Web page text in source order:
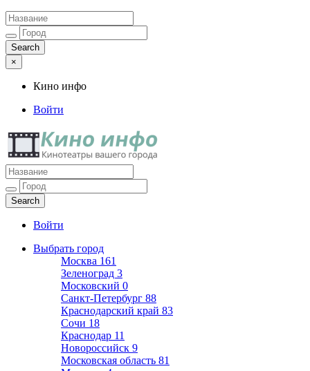
×
Кино инфо
Войти
Кино инфо
Кинотеатры вашего города
Войти
Выбрать город
Москва 161
Зеленоград 3
Московский 0
Санкт-Петербург 88
Краснодарский край 83
Сочи 18
Краснодар 11
Новороссийск 9
Московская область 81